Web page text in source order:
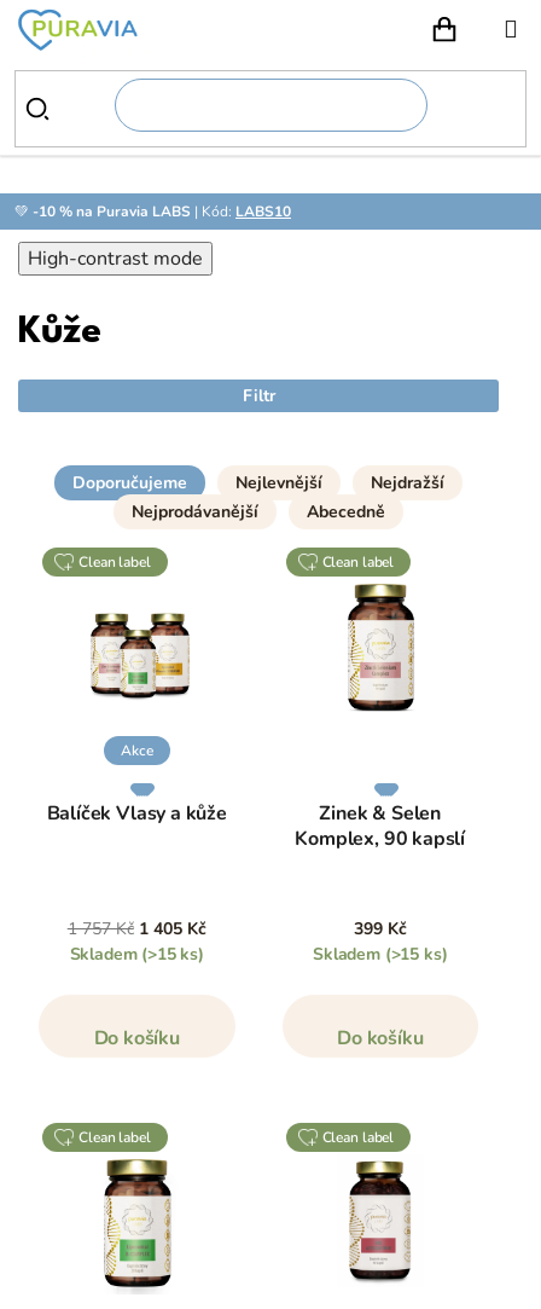
Přejít
obsah
💚 -10 % na Puravia LABS | Kód: LABS10
High-contrast mode
Kůže
Filtr
Doporučujeme Nejlevnější
Nejdražší
Nejprodávanější
Abecedně
clean label
Akce
Balíček Vlasy a kůže
1 757 Kč 1 405 Kč
Skladem (>15 ks)
Do košíku
clean label
Zinek & Selen
Komplex, 90 kapslí
399 Kč
Skladem (>15 ks)
Do košíku
clean label clean label